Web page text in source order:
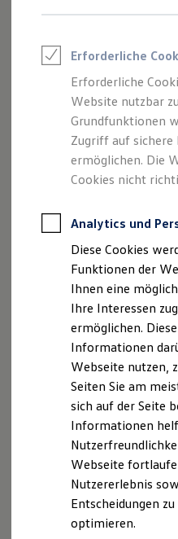
ONE Business ID
Fahrzeuge online
Digitaler Marktplatz
Kauf & Finanzierung
Online-
Aktionen &
E-Auto-
Für
Für
Profi Paket
ProfiPartner
Finanzierung
Für
Für
Leasing
Für
Für
Versicherungen &
Garantien
Kfz-
Wartungsverträge
Besitzer & Service
Reparatur & Service
Sommer-
Reparatur,
Service-
ServicePlus
Economy
Räder &
Komponentenname
last-call-webpack-
language-tags
latest
lazy-cache
lazysizes
Erforderliche
Erforderliche
Website nutzbar
Grundfunktionen
Zugriff auf sichere
ermöglichen. Die
Cookies nicht
Analytics und
Diese Cookies
Funktionen der
Ihnen eine
Ihre Interessen
ermöglichen.
Informationen
Webseite nutzen,
Seiten Sie am
sich auf der Seite
Informationen
Webseite
Nutzererlebnis
Entscheidungen
optimieren.